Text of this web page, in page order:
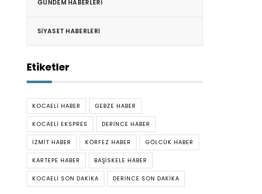
GÜNDEM HABERLERI
SIYASET HABERLERI
Etiketler
KOCAELI HABER GEBZE HABER
KOCAELI EKSPRES DERINCE HABER
IZMIT HABER KÖRFEZ HABER GÖLCÜK HABER
KARTEPE HABER BAŞISKELE HABER
KOCAELI SON DAKIKA DERINCE SON DAKIKA